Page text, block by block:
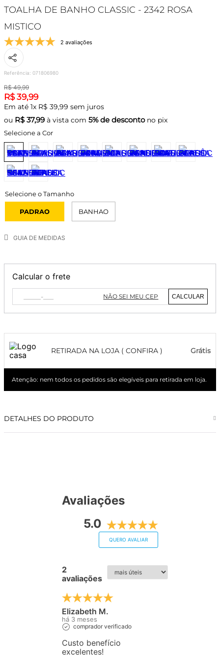
TOALHA DE BANHO CLASSIC - 2342 ROSA
MISTICO
2 avaliações
Referência: 071806980
R$ 49,99
R$ 39,99
Em até 1x R$ 39,99 sem juros
ou R$ 37,99 à vista com 5% de descontono pix
Selecione a Cor
PADRAO BANHAO
GUIA DE MEDIDAS
Calcular o frete
NÃO SEI MEU CEP CALCULAR
RETIRADA NA LOJA ( CONFIRA ) Grátis
Atenção: nem todos os pedidos são elegíveis para retirada em loja.
DETALHES DO PRODUTO
Avaliações
5.0
QUERO AVALIAR
2
avaliações
Elizabeth M.
há 3 meses
comprador verificado
Custo benefício
excelentes!